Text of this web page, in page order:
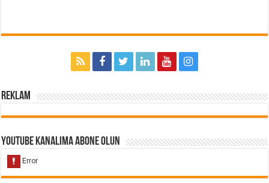
Reklam
Youtube Kanalıma Abone Olun